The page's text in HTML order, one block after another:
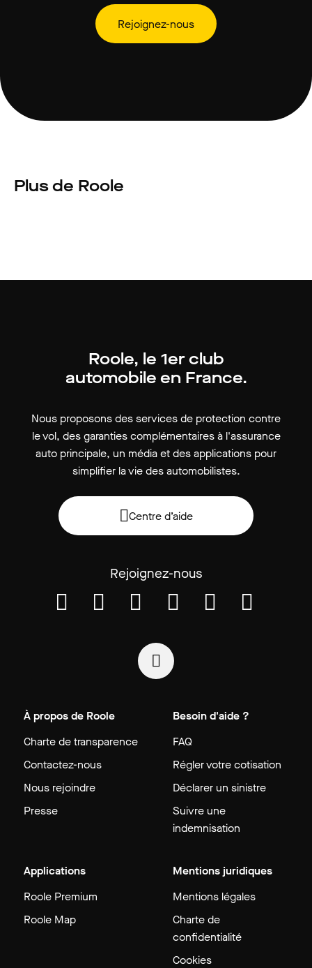
Rejoignez-nous
Plus de Roole
Roole, le 1er club
automobile en France.
Nous proposons des services de protection contre
le vol, des garanties complémentaires à l'assurance
auto principale, un média et des applications pour
simplifier la vie des automobilistes.
Centre d’aide
Rejoignez-nous
À propos de Roole
Charte de transparence
Contactez-nous
Nous rejoindre
Presse
Besoin d'aide ?
FAQ
Régler votre cotisation
Déclarer un sinistre
Suivre une
indemnisation
Applications
Roole Premium
Roole Map
Mentions juridiques
Mentions légales
Charte de
confidentialité
Cookies